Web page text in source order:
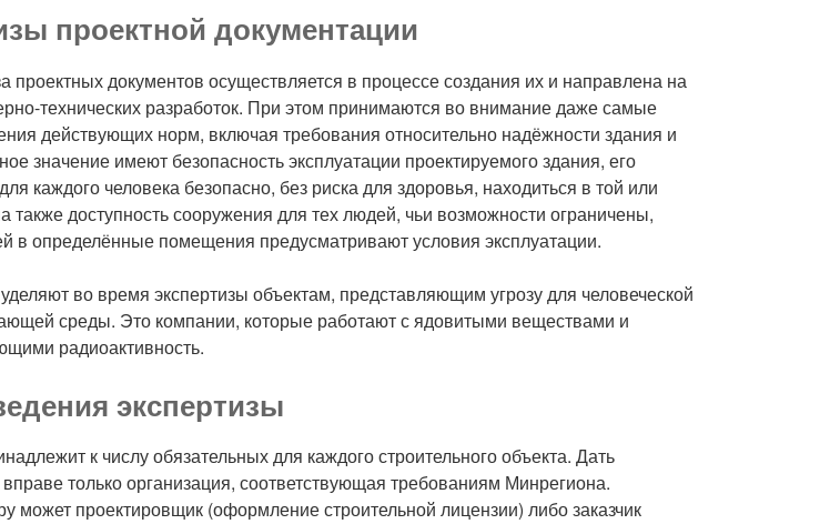
проектной документации
проектных документов осуществляется в процессе создания их и направлена на
технических разработок. При этом принимаются во внимание даже самые
действующих норм, включая требования относительно надёжности здания и
значение имеют безопасность эксплуатации проектируемого здания, его
каждого человека безопасно, без риска для здоровья, находиться в той или
также доступность сооружения для тех людей, чьи возможности ограничены,
в определённые помещения предусматривают условия эксплуатации.
во время экспертизы объектам, представляющим угрозу для человеческой
среды. Это компании, которые работают с ядовитыми веществами и
радиоактивность.
экспертизы
к числу обязательных для каждого строительного объекта. Дать
только организация, соответствующая требованиям Минрегиона.
может проектировщик (оформление строительной лицензии) либо заказчик